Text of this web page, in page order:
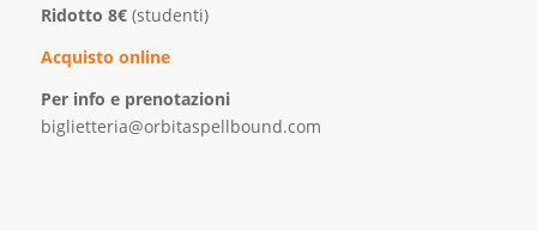
Ridotto 8€(studenti)
Acquisto online
Per info e prenotazioni
biglietteria@orbitaspellbound.com